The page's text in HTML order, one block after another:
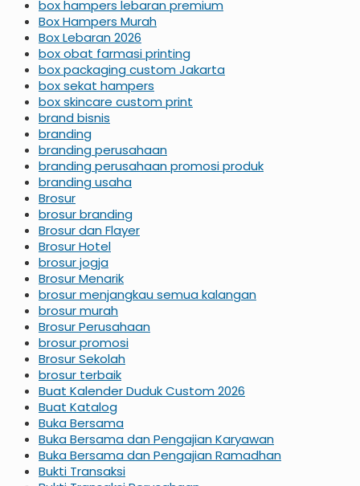
box hampers lebaran premium
Box Hampers Murah
Box Lebaran 2026
box obat farmasi printing
box packaging custom Jakarta
box sekat hampers
box skincare custom print
brand bisnis
branding
branding perusahaan
branding perusahaan promosi produk
branding usaha
Brosur
brosur branding
Brosur dan Flayer
Brosur Hotel
brosur jogja
Brosur Menarik
brosur menjangkau semua kalangan
brosur murah
Brosur Perusahaan
brosur promosi
Brosur Sekolah
brosur terbaik
Buat Kalender Duduk Custom 2026
Buat Katalog
Buka Bersama
Buka Bersama dan Pengajian Karyawan
Buka Bersama dan Pengajian Ramadhan
Bukti Transaksi